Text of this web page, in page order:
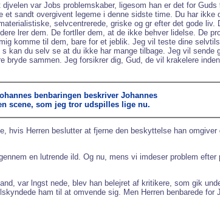
var Jobs problemskaber, ligesom han er det for
sandt overgivent legeme i denne sidste time. Du har
selvcentrerede, griske og gr efter det gode
lrer dem. De fortller dem, at de ikke behver lidelse. De
komme til dem, bare for et jeblik. Jeg vil teste dine
du selv se at du ikke har mange tilbage. Jeg vil sende
sammen. Jeg forsikrer dig, Gud, de vil krakelere
benbaringen beskriver Johannes
scene, som jeg tror udspilles lige nu.
Herren beslutter at fjerne den beskyttelse han
en lutrende ild. Og nu, mens vi imdeser problem
var lngst nede, blev han belejret af kritikere, som gik
ham til at omvende sig. Men Herren benbarede for